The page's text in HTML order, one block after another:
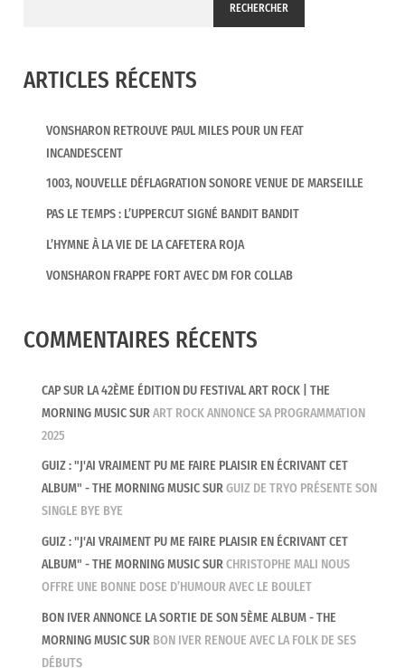
RECHERCHER
ARTICLES RÉCENTS
VONSHARON RETROUVE PAUL MILES POUR UN FEAT
INCANDESCENT
1003, NOUVELLE DÉFLAGRATION SONORE VENUE DE MARSEILLE
PAS LE TEMPS : L’UPPERCUT SIGNÉ BANDIT BANDIT
L’HYMNE À LA VIE DE LA CAFETERA ROJA
VONSHARON FRAPPE FORT AVEC DM FOR COLLAB
COMMENTAIRES RÉCENTS
CAP SUR LA 42ÈME ÉDITION DU FESTIVAL ART ROCK | THE
MORNING MUSICSURART ROCK ANNONCE SA PROGRAMMATION
2025
GUIZ : "J'AI VRAIMENT PU ME FAIRE PLAISIR EN ÉCRIVANT CET
ALBUM" - THE MORNING MUSICSURGUIZ DE TRYO PRÉSENTE SON
SINGLE BYE BYE
GUIZ : "J'AI VRAIMENT PU ME FAIRE PLAISIR EN ÉCRIVANT CET
ALBUM" - THE MORNING MUSICSURCHRISTOPHE MALI NOUS
OFFRE UNE BONNE DOSE D’HUMOUR AVEC LE BOULET
BON IVER ANNONCE LA SORTIE DE SON 5ÈME ALBUM - THE
MORNING MUSICSUR BON IVER RENOUE AVEC LA FOLK DE SES
DÉBUTS